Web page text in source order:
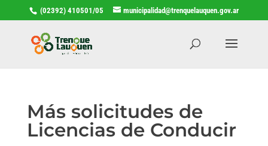
(02392) 410501/05 municipalidad@trenquelauquen.gov.ar
Más solicitudes de
Licencias de Conducir